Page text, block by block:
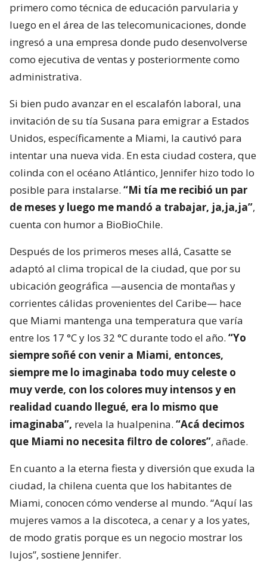
primero como técnica de educación parvularia y
luego en el área de las telecomunicaciones, donde
ingresó a una empresa donde pudo desenvolverse
como ejecutiva de ventas y posteriormente como
administrativa.
Si bien pudo avanzar en el escalafón laboral, una
invitación de su tía Susana para emigrar a Estados
Unidos, específicamente a Miami, la cautivó para
intentar una nueva vida. En esta ciudad costera, que
colinda con el océano Atlántico, Jennifer hizo todo lo
posible para instalarse. “Mi tía me recibió un par
de meses y luego me mandó a trabajar, ja,ja,ja”,
cuenta con humor a BioBioChile.
Después de los primeros meses allá, Casatte se
adaptó al clima tropical de la ciudad, que por su
ubicación geográfica —ausencia de montañas y
corrientes cálidas provenientes del Caribe— hace
que Miami mantenga una temperatura que varía
entre los 17 °C y los 32 °C durante todo el año. “Yo
siempre soñé con venir a Miami, entonces,
siempre me lo imaginaba todo muy celeste o
muy verde, con los colores muy intensos y en
realidad cuando llegué, era lo mismo que
imaginaba”, revela la hualpenina. “Acá decimos
que Miami no necesita filtro de colores”, añade.
En cuanto a la eterna fiesta y diversión que exuda la
ciudad, la chilena cuenta que los habitantes de
Miami, conocen cómo venderse al mundo. “Aquí las
mujeres vamos a la discoteca, a cenar y a los yates,
de modo gratis porque es un negocio mostrar los
lujos”, sostiene Jennifer.